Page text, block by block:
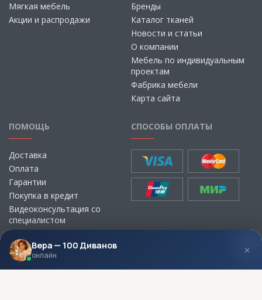
Мягкая мебель
Акции и распродажи
Бренды
Каталог тканей
Новости и статьи
О компании
Мебель по индивидуальным
проектам
Фабрика мебели
Карта сайта
ПОМОЩЬ
Доставка
Оплата
Гарантии
Покупка в кредит
Видеоконсультация со
специалистом
Выбор ткани для мебели без
визита в магазин
СПОСОБЫ ОПЛАТЫ
МЫ В СОЦСЕТЯХ КОНТАКТЫ
Вера — 100 Диванов
онлайн ×